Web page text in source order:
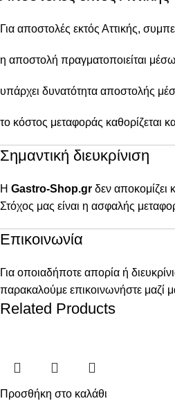
Για αποστολές εκτός Αττικής,
η αποστολή πραγματοποιείται μέσω
υπάρχει δυνατότητα αποστολής
το κόστος μεταφοράς καθορίζεται
Σημαντική διευκρίνιση
Η Gastro-Shop.gr δεν αποκομίζει
Στόχος μας είναι η ασφαλής
Επικοινωνία
Για οποιαδήποτε απορία ή
παρακαλούμε επικοινωνήστε μαζί
Related Products
Προσθήκη στο καλάθι